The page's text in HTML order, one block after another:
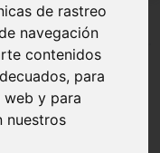
de rastreo
navegación
contenidos
para
y para
nuestros
Hurdanas
2025
Web oficial